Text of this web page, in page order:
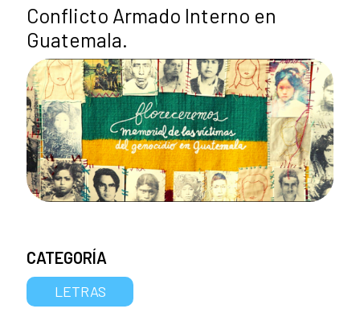
Conflicto Armado Interno en
Guatemala.
CATEGORÍA
LETRAS